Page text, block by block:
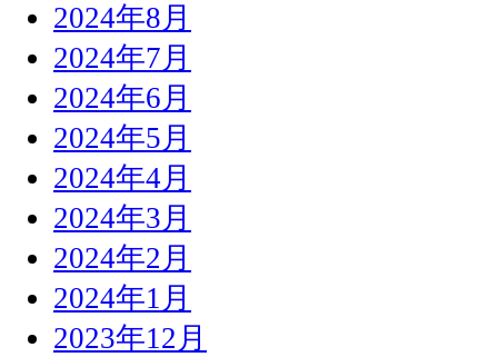
2024年8月
2024年7月
2024年6月
2024年5月
2024年4月
2024年3月
2024年2月
2024年1月
2023年12月